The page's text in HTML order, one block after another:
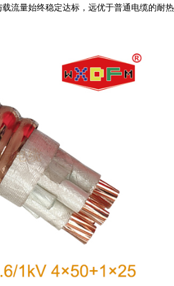
流量始终稳定达标，远优于普通电缆的耐热